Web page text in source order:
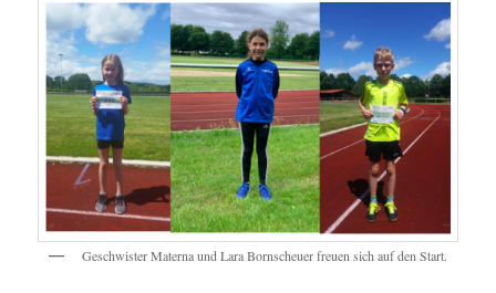
Geschwister Materna und Lara Bornscheuer freuen sich auf den Start.